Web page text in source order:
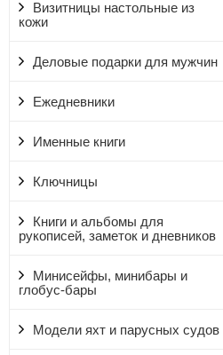
Визитницы настольные из
кожи
Деловые подарки для мужчин
Ежедневники
Именные книги
Ключницы
Книги и альбомы для
рукописей, заметок и дневников
Минисейфы, минибары и
глобус-бары
Модели яхт и парусных судов